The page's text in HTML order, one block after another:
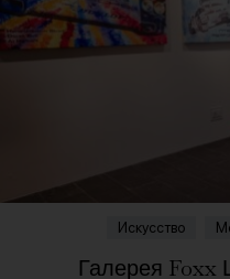
Искусство
Галерея Foxx